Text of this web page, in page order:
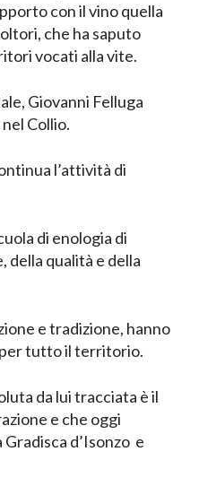
con il vino quella
che ha saputo
vocati alla vite.
Giovanni Felluga
Collio.
l’attività di
di enologia di
della qualità e della
e tradizione, hanno
tutto il territorio.
da lui tracciata è il
e che oggi
d’Isonzo e